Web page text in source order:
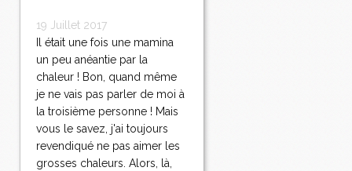
19 Juillet 2017
Il était une fois une mamina
un peu anéantie par la
chaleur ! Bon, quand même
je ne vais pas parler de moi à
la troisième personne ! Mais
vous le savez, j'ai toujours
revendiqué ne pas aimer les
grosses chaleurs. Alors, là,